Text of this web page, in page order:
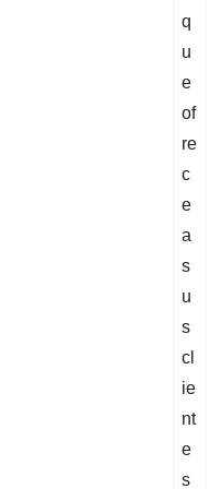
q
u
e
of
re
c
e
a
s
u
s
cl
ie
nt
e
s